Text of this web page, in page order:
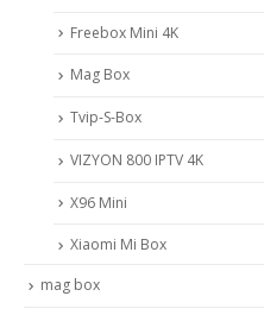
Freebox Mini 4K
Mag Box
Tvip-S-Box
VIZYON 800 IPTV 4K
X96 Mini
Xiaomi Mi Box
mag box